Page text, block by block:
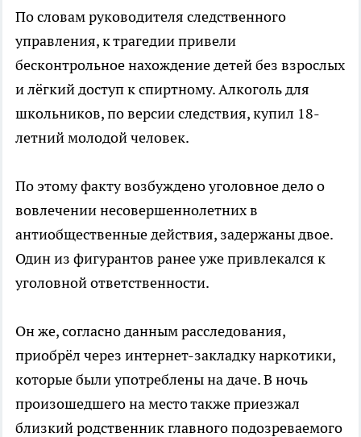
По словам руководителя следственного
управления, к трагедии привели
бесконтрольное нахождение детей без взрослых
и лёгкий доступ к спиртному. Алкоголь для
школьников, по версии следствия, купил 18-
летний молодой человек.
По этому факту возбуждено уголовное дело о
вовлечении несовершеннолетних в
антиобщественные действия, задержаны двое.
Один из фигурантов ранее уже привлекался к
уголовной ответственности.
Он же, согласно данным расследования,
приобрёл через интернет-закладку наркотики,
которые были употреблены на даче. В ночь
произошедшего на место также приезжал
близкий родственник главного подозреваемого